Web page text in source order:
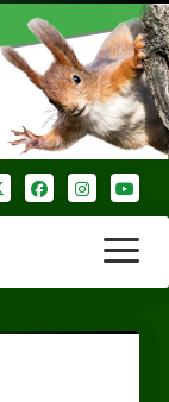
Menü
öffnen